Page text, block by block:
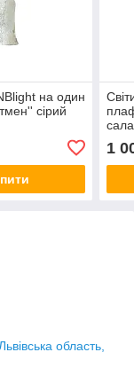
на один
сірий
1
область,